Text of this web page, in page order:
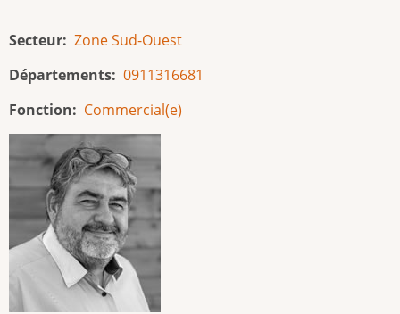
Secteur Zone Sud-Ouest
Départements 0911316681
Fonction
Commercial(e)